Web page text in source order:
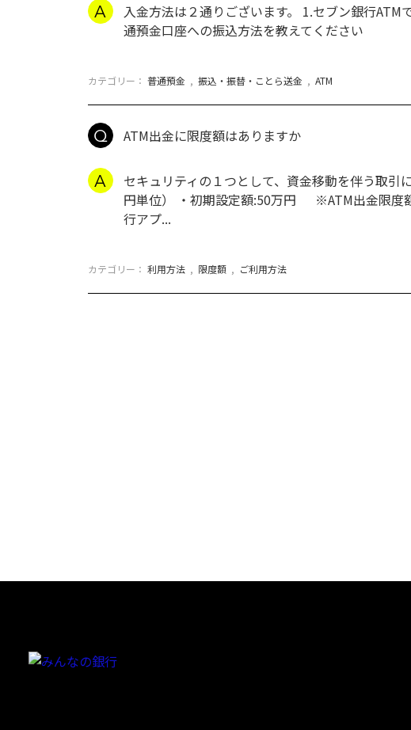
入金方法は２通りございます。 1.セブン銀行
通預金口座への振込方法を教えてください
カテゴリー： 普通預金 , 振込・振替・ことら送金 , ATM
ATM出金に限度額はありますか
セキュリティの１つとして、資金移動を伴う取引
円単位） ・初期設定額:50万円 ※ATM出金限度
行アプ...
カテゴリー： 利用方法, 限度額, ご利用方法